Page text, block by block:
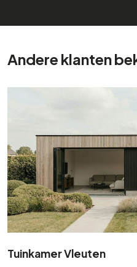
Andere klanten
Tuinkamer Vleuten